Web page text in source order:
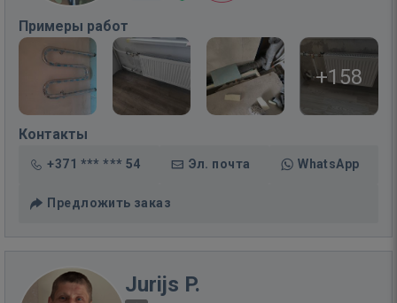
Примеры работ
+158
Контакты
+371 *** *** 54 Эл. почта WhatsApp
Предложить заказ
Jurijs P.